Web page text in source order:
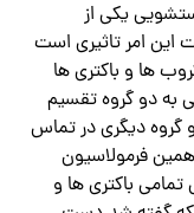
یکی از
امر تاثیری است
ها و باکتری ها
به دو گروه تقسیم
گروه دیگری در تماس
فرمولاسیون
باکتری ها و